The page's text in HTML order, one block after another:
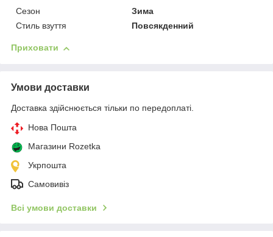
Сезон
Зима
Стиль взуття
Повсякденний
Приховати
Умови доставки
Доставка здійснюється тільки по передоплаті.
Нова Пошта
Магазини Rozetka
Укрпошта
Самовивіз
Всі умови доставки